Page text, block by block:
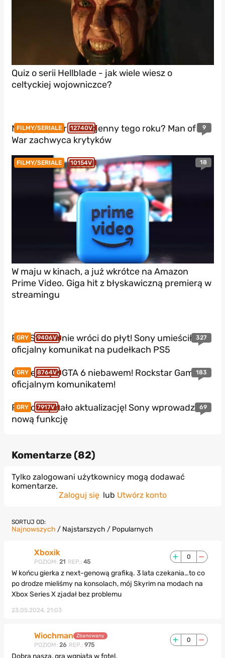
Quiz o serii Hellblade - jak wiele wiesz o
celtyckiej wojowniczce?
FILMY/SERIALE 12740V 9
Najlepszy thriller wojenny tego roku? Man of
War zachwyca krytyków
FILMY/SERIALE 10154V 18
W maju w kinach, a już wkrótce na Amazon
Prime Video. Giga hit z błyskawiczną premierą w
streamingu
GRY 9406V 327
PlayStation nie wróci do płyt! Sony umieściło
oficjalny komunikat na pudełkach PS5
GRY 8764V 183
Gameplay z GTA 6 niebawem! Rockstar Games z
oficjalnym komunikatem!
GRY 7917V 69
PS5 otrzymało aktualizację! Sony wprowadza
nową funkcję
Komentarze (82)
Tylko zalogowani użytkownicy mogą dodawać
komentarze.
Zaloguj się lub Utwórz konto
SORTUJ OD:
Najnowszych / Najstarszych / Popularnych
Xboxik
POZIOM: 21 REP.: 45
0
W końcu gierka z next-genową grafiką. 3 lata czekania…to co
po drodze mieliśmy na konsolach, mój Skyrim na modach na
Xbox Series X zjadał bez problemu
23.05.2024, 21:03
Wiochman Zbanowany
POZIOM: 26 REP.: 975
0